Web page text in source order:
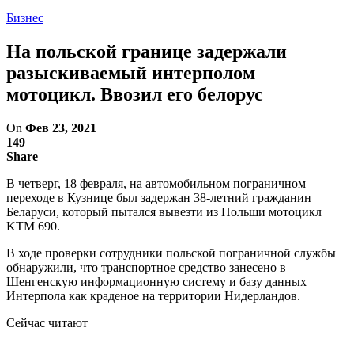
Бизнес
На польской границе задержали
разыскиваемый интерполом
мотоцикл. Ввозил его белорус
On Фев 23, 2021
149
Share
В четверг, 18 февраля, на автомобильном пограничном
переходе в Кузнице был задержан 38-летний гражданин
Беларуси, который пытался вывезти из Польши мотоцикл
KTM 690.
В ходе проверки сотрудники польской пограничной службы
обнаружили, что транспортное средство занесено в
Шенгенскую информационную систему и базу данных
Интерпола как краденое на территории Нидерландов.
Сейчас читают